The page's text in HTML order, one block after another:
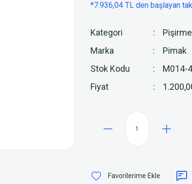
*7.936,04 TL den başlayan
Kategori
Marka
Pimak
Stok Kodu
M014-4
Fiyat